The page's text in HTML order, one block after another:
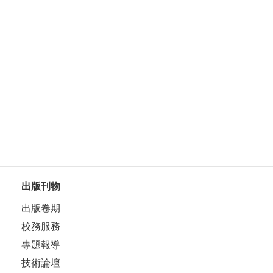
出版刊物
出版卷期
校務服務
專題報導
技術論壇